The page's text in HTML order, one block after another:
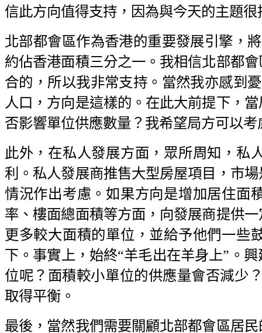
信此方向值得支持，因為與今天的主題
北部都會區作為香港的重要發展引擎，
約佔香港面積三分之一。我相信北部都
合的，所以我非常支持。當然我亦感到
人口，方向是這樣的。在此大前提下，
否影響單位供應數量？我希望局方可以
此外，在私人發展方面，眾所周知，私
利。私人發展商推售大型房屋項目，市
情況作出考慮。如果方向是增加居住面
率、樓面總面積等方面，向發展商提供
更多較大面積的單位，並給予他們一些
下。事實上，始終“羊毛出在羊身上”。
位呢？面積較小單位的供應量會否減少
取得平衡。
最後，當然我們需要關顧北部都會區居